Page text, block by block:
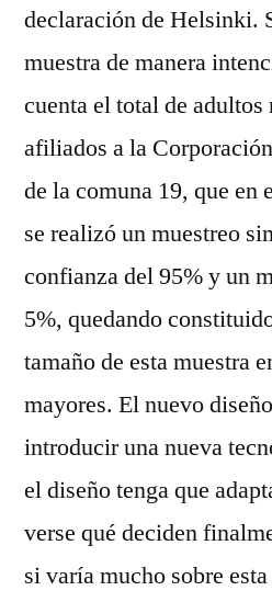
declaración de Helsinki.
muestra de manera
cuenta el total de adultos
afiliados a la
de la comuna 19, que en
se realizó un muestreo
confianza del 95% y un
5%, quedando
tamaño de esta muestra
mayores. El nuevo
introducir una nueva
el diseño tenga que
verse qué deciden
si varía mucho sobre